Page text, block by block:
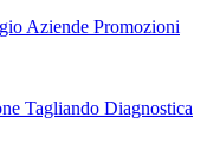
Aziende Promozioni
Tagliando Diagnostica